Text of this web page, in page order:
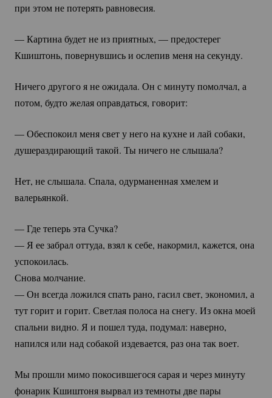
при этом не потерять равновесия.
— Картина будет не из приятных, — предостерег
Кшиштонь, повернувшись и ослепив меня на секунду.
Ничего другого я не ожидала. Он с минуту помолчал, а
потом, будто желая оправдаться, говорит:
— Обеспокоил меня свет у него на кухне и лай собаки,
душераздирающий такой. Ты ничего не слышала?
Нет, не слышала. Спала, одурманенная хмелем и
валерьянкой.
— Где теперь эта Сучка?
— Я ее забрал оттуда, взял к себе, накормил, кажется, она
успокоилась.
Снова молчание.
— Он всегда ложился спать рано, гасил свет, экономил, а
тут горит и горит. Светлая полоса на снегу. Из окна моей
спальни видно. Я и пошел туда, подумал: наверно,
напился или над собакой издевается, раз она так воет.
Мы прошли мимо покосившегося сарая и через минуту
фонарик Кшиштоня вырвал из темноты две пары